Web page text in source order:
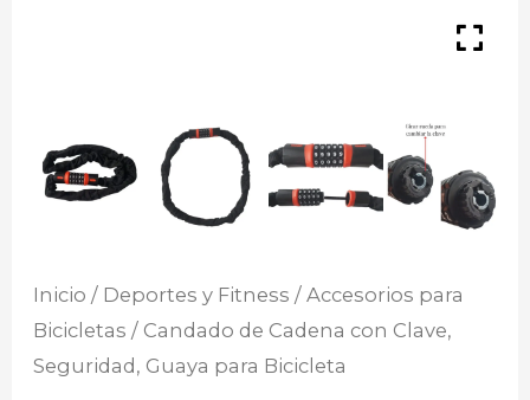
Inicio / Deportes y Fitness / Accesorios para
Bicicletas / Candado de Cadena con Clave,
Seguridad, Guaya para Bicicleta